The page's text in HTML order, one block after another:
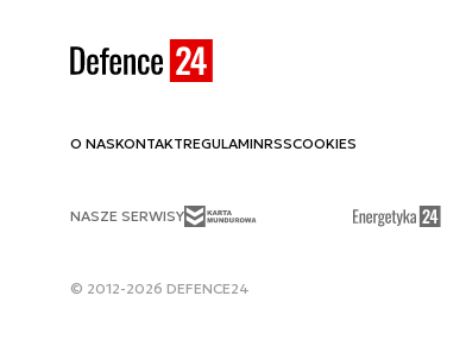
O NASKONTAKTREGULAMINRSSCOOKIES
NASZE SERWISY
© 2012-2026 DEFENCE24